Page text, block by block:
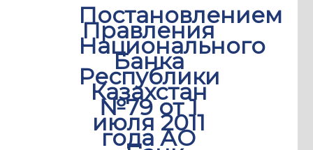
Постановлением
Правления
Национального
Банка
Республики
Казахстан
№79 от 1
июля 2011
года АО